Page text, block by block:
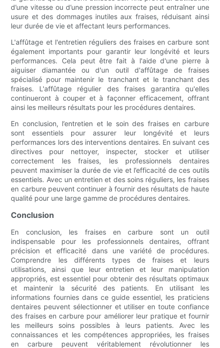
d’une vitesse ou d’une pression incorrecte peut entraîner une
usure et des dommages inutiles aux fraises, réduisant ainsi
leur durée de vie et affectant leurs performances.
L'affûtage et l'entretien réguliers des fraises en carbure sont
également importants pour garantir leur longévité et leurs
performances. Cela peut être fait à l'aide d'une pierre à
aiguiser diamantée ou d'un outil d'affûtage de fraises
spécialisé pour maintenir le tranchant et le tranchant des
fraises. L'affûtage régulier des fraises garantira qu'elles
continueront à couper et à façonner efficacement, offrant
ainsi les meilleurs résultats pour les procédures dentaires.
En conclusion, l’entretien et le soin des fraises en carbure
sont essentiels pour assurer leur longévité et leurs
performances lors des interventions dentaires. En suivant ces
directives pour nettoyer, inspecter, stocker et utiliser
correctement les fraises, les professionnels dentaires
peuvent maximiser la durée de vie et l’efficacité de ces outils
essentiels. Avec un entretien et des soins réguliers, les fraises
en carbure peuvent continuer à fournir des résultats de haute
qualité pour une large gamme de procédures dentaires.
Conclusion
En conclusion, les fraises en carbure sont un outil
indispensable pour les professionnels dentaires, offrant
précision et efficacité dans une variété de procédures.
Comprendre les différents types de fraises et leurs
utilisations, ainsi que leur entretien et leur manipulation
appropriés, est essentiel pour obtenir des résultats optimaux
et maintenir la sécurité des patients. En utilisant les
informations fournies dans ce guide essentiel, les praticiens
dentaires peuvent sélectionner et utiliser en toute confiance
des fraises en carbure pour améliorer leur pratique et fournir
les meilleurs soins possibles à leurs patients. Avec les
connaissances et les compétences appropriées, les fraises
en carbure peuvent véritablement révolutionner les